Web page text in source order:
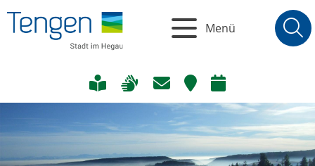
Menü